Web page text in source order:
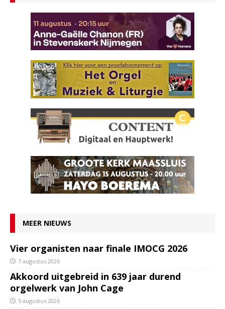
MEER NIEUWS
Vier organisten naar finale IMOCG 2026
7 augustus 2026
Akkoord uitgebreid in 639 jaar durend
orgelwerk van John Cage
5 augustus 2026